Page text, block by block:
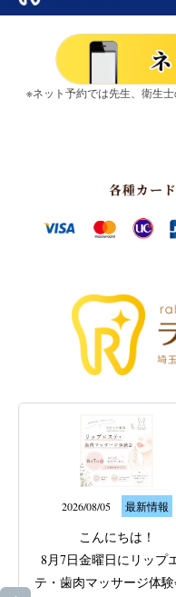
※ネット予約では先生、衛生
2026/08/05 最新情報
こんにちは！
8月7日金曜日にリップ
テ・歯肉マッサージ体